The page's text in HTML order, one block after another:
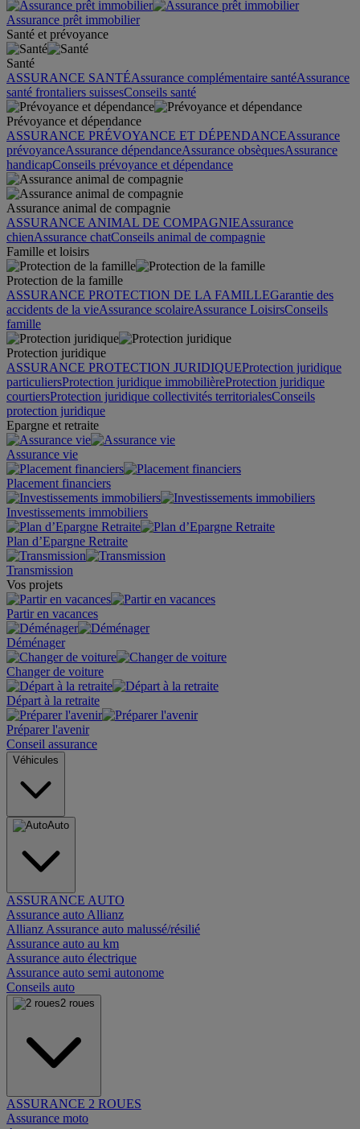
Assurance prêt immobilier
Santé et prévoyance
Santé
ASSURANCE SANTÉAssurance complémentaire santéAssurance
santé frontaliers suissesConseils santé
Prévoyance et dépendance
ASSURANCE PRÉVOYANCE ET DÉPENDANCEAssurance
prévoyanceAssurance dépendanceAssurance obsèquesAssurance
handicapConseils prévoyance et dépendance
Assurance animal de compagnie
ASSURANCE ANIMAL DE COMPAGNIEAssurance
chienAssurance chatConseils animal de compagnie
Famille et loisirs
Protection de la famille
ASSURANCE PROTECTION DE LA FAMILLEGarantie des
accidents de la vieAssurance scolaireAssurance LoisirsConseils
famille
Protection juridique
ASSURANCE PROTECTION JURIDIQUEProtection juridique
particuliersProtection juridique immobilièreProtection juridique
courtiersProtection juridique collectivités territorialesConseils
protection juridique
Epargne et retraite
Assurance vie
Placement financiers
Investissements immobiliers
Plan d’Epargne Retraite
Transmission
Vos projets
Partir en vacances
Déménager
Changer de voiture
Départ à la retraite
Préparer l'avenir
Conseil assurance
Véhicules
Auto
ASSURANCE AUTO
Assurance auto Allianz
Allianz Assurance auto malussé/résilié
Assurance auto au km
Assurance auto électrique
Assurance auto semi autonome
Conseils auto
2 roues
ASSURANCE 2 ROUES
Assurance moto